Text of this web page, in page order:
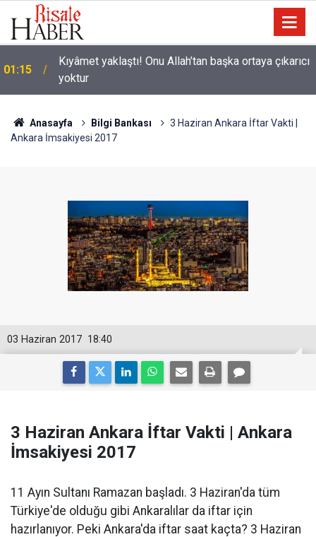
00:01 Haşirde ruhların cesetlerine gelmesine misâl
Anasayfa Bilgi Bankası
3 Haziran Ankara İftar Vakti |
Ankara İmsakiyesi 2017
18:40
03 Haziran 2017
3 Haziran Ankara İftar Vakti | Ankara
İmsakiyesi 2017
11 Ayın Sultanı Ramazan başladı. 3 Haziran'da tüm
Türkiye'de olduğu gibi Ankaralılar da iftar için
hazırlanıyor. Peki Ankara'da iftar saat kaçta? 3 Haziran